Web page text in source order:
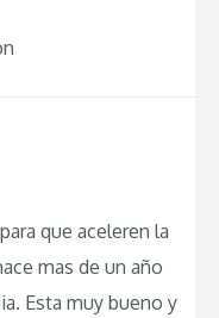
que aceleren la
mas de un año
Esta muy bueno y